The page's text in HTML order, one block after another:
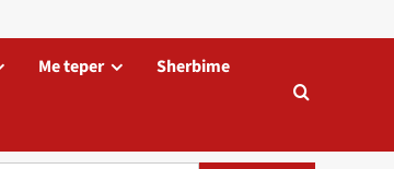
Me teper Sherbime